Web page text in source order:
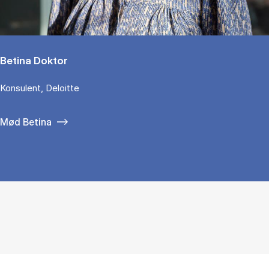
Betina Doktor
Konsulent, Deloitte
Mød Betina